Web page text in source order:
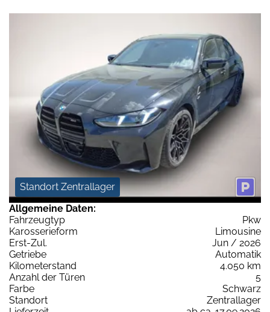
Standort Zentrallager
Allgemeine Daten:
Fahrzeugtyp
Pkw
Karosserieform
Limousine
Erst-Zul.
Jun / 2026
Getriebe
Automatik
Kilometerstand
4.050 km
Anzahl der Türen
5
Farbe
Schwarz
Standort
Zentrallager